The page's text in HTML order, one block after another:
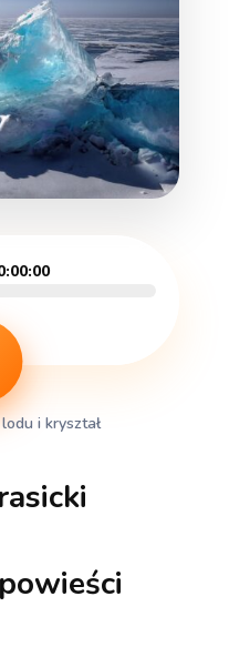
lodu i kryształ